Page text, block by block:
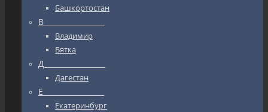
Башкортостан
В_________________
Владимир
Вятка
Д_________________
Дагестан
Е_________________
Екатеринбург